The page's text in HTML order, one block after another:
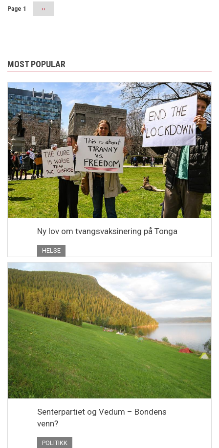
Page 1
Next
››
MOST POPULAR
Ny lov om tvangsvaksinering på Tonga
HELSE
Senterpartiet og Vedum – Bondens
venn?
POLITIKK